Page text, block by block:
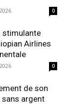
0
stimulante
Airlines
0
de son
sans argent